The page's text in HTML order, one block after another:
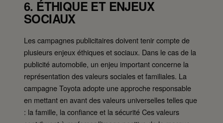
6. ÉTHIQUE ET ENJEUX
SOCIAUX
Les campagnes publicitaires doivent tenir compte de
plusieurs enjeux éthiques et sociaux. Dans le cas de la
publicité automobile, un enjeu important concerne la
représentation des valeurs sociales et familiales. La
campagne Toyota adopte une approche responsable
en mettant en avant des valeurs universelles telles que
: la famille, la confiance et la sécurité Ces valeurs